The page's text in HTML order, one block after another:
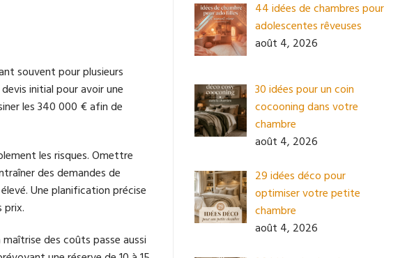
souvent pour plusieurs
initial pour avoir une
les 340 000 € afin de
les risques. Omettre
des demandes de
Une planification précise
prix.
des coûts passe aussi
44 idées de chambres pour
adolescentes rêveuses
août 4, 2026
30 idées pour un coin
cocooning dans votre
chambre
août 4, 2026
29 idées déco pour
optimiser votre petite
chambre
août 4, 2026